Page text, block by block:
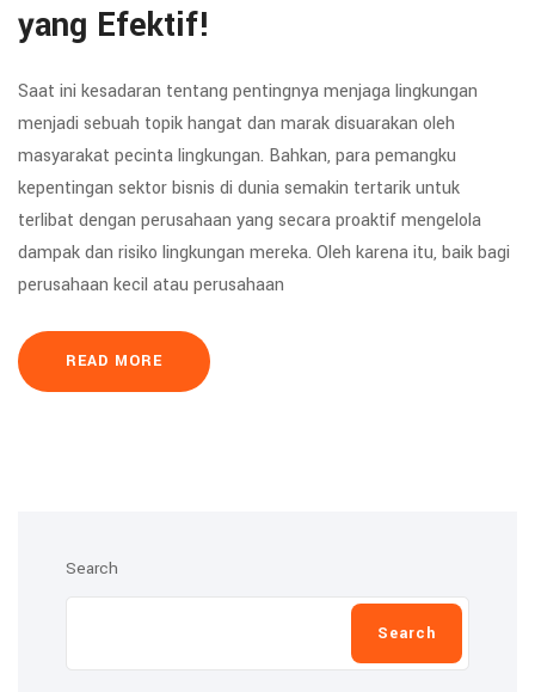
yang Efektif!
Saat ini kesadaran tentang pentingnya menjaga lingkungan
menjadi sebuah topik hangat dan marak disuarakan oleh
masyarakat pecinta lingkungan. Bahkan, para pemangku
kepentingan sektor bisnis di dunia semakin tertarik untuk
terlibat dengan perusahaan yang secara proaktif mengelola
dampak dan risiko lingkungan mereka. Oleh karena itu, baik bagi
perusahaan kecil atau perusahaan
READ MORE
Search
Search